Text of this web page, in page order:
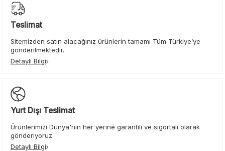
Teslimat
Sitemizden satın alacağınız ürünlerin tamamı Tüm Türkiye’ye
gönderilmektedir.
Detaylı Bilgi
Yurt Dışı Teslimat
Ürünlerimizi Dünya'nın her yerine garantili ve sigortalı olarak
gönderiyoruz.
Detaylı Bilgi